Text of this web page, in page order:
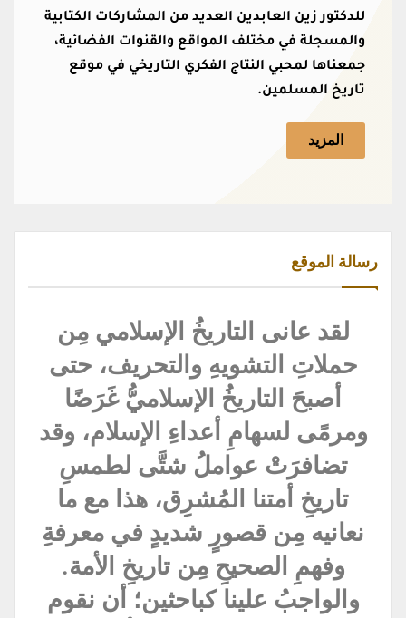
للدكتور زين العابدين العديد من المشاركات الكتابية
والمسجلة في مختلف المواقع والقنوات الفضائية،
جمعناها لمحبي النتاج الفكري التاريخي في موقع
تاريخ المسلمين.
المزيد
رسالة الموقع
لقد عانى التاريخُ الإسلامي مِن
حملاتِ التشويهِ والتحريف، حتى
أصبحَ التاريخُ الإسلاميُّ غَرَضًا
ومرمًى لسهامِ أعداءِ الإسلام، وقد
تضافرَتْ عواملُ شتَّى لطمسِ
تاريخِ أمتنا المُشرِق، هذا مع ما
نعانيه مِن قصورٍ شديدٍ في معرفةِ
وفهمِ الصحيحِ مِن تاريخِ الأمة.
والواجبُ علينا كباحثين؛ أن نقوم